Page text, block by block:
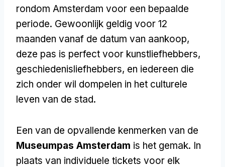
rondom Amsterdam voor een bepaalde
periode. Gewoonlijk geldig voor 12
maanden vanaf de datum van aankoop,
deze pas is perfect voor kunstliefhebbers,
geschiedenisliefhebbers, en iedereen die
zich onder wil dompelen in het culturele
leven van de stad.
Een van de opvallende kenmerken van de
Museumpas Amsterdam is het gemak. In
plaats van individuele tickets voor elk